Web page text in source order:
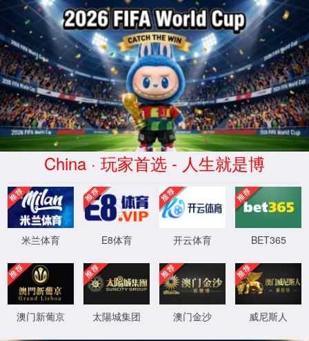
世界杯365平台(中国区)-Official
Platform
WTS-WAF拦截详情
出现该页面的原因:
1.你的请求是黑客攻击
2.你的请求合法但触发了安全规则,请提交问题反馈